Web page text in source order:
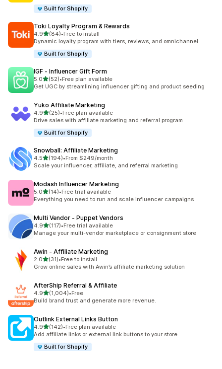
Built for Shopify
Toki Loyalty Program & Rewards
4.95つ星中
(84)
合計レビュー数：84件
•Free to install
Dynamic loyalty program with tiers, reviews, and omnichannel
Built for Shopify
IGF ‑ Influencer Gift Form
5.05つ星中
(52)
合計レビュー数：52件
•Free plan available
Get UGC by streamlining influencer gifting and product seeding
Yuko Affiliate Marketing
4.95つ星中
(25)
合計レビュー数：25件
•Free plan available
Drive sales with affiliate marketing and referral program
Built for Shopify
Snowball: Affiliate Marketing
4.55つ星中
(194)
合計レビュー数：194件
•From $249/month
Scale your influencer, affiliate, and referral marketing
Modash Influencer Marketing
5.05つ星中
(14)
合計レビュー数：14件
•Free trial available
Everything you need to run and scale influencer campaigns
Multi Vendor ‑ Puppet Vendors
4.95つ星中
(117)
合計レビュー数：117件
•Free trial available
Manage your multi-vendor marketplace or consignment store
Awin ‑ Affiliate Marketing
2.05つ星中
(31)
合計レビュー数：31件
•Free to install
Grow online sales with Awin’s affiliate marketing solution
AfterShip Referral & Affiliate
4.95つ星中
(1,004)
合計レビュー数：1004件
•Free
Build brand trust and generate more revenue.
Outlink External Links Button
4.95つ星中
(142)
合計レビュー数：142件
•Free plan available
Add affiliate links or external link buttons to your store
Built for Shopify